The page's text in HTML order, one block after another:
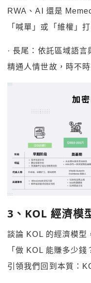
RWA、AI 還是
「喊單」或「維權」
· 長尾：依託區域語
精通人情世故，時不
3 、KOL 經濟模
談論 KOL 的經濟模型
「做 KOL 能賺多少
引領我們回到本質：